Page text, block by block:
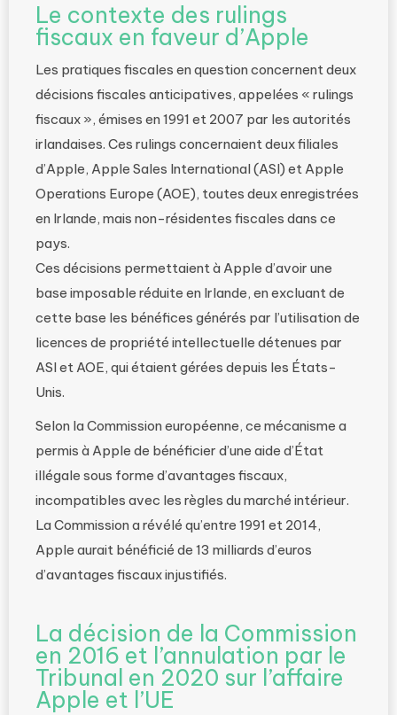
Le contexte des rulings
fiscaux en faveur d’Apple
Les pratiques fiscales en question concernent deux
décisions fiscales anticipatives, appelées « rulings
fiscaux », émises en 1991 et 2007 par les autorités
irlandaises. Ces rulings concernaient deux filiales
d’Apple, Apple Sales International (ASI) et Apple
Operations Europe (AOE), toutes deux enregistrées
en Irlande, mais non-résidentes fiscales dans ce
pays.
Ces décisions permettaient à Apple d’avoir une
base imposable réduite en Irlande, en excluant de
cette base les bénéfices générés par l’utilisation de
licences de propriété intellectuelle détenues par
ASI et AOE, qui étaient gérées depuis les États-
Unis.
Selon la Commission européenne, ce mécanisme a
permis à Apple de bénéficier d’une aide d’État
illégale sous forme d’avantages fiscaux,
incompatibles avec les règles du marché intérieur.
La Commission a révélé qu’entre 1991 et 2014,
Apple aurait bénéficié de 13 milliards d’euros
d’avantages fiscaux injustifiés.
La décision de la Commission
en 2016 et l’annulation par le
Tribunal en 2020 sur l’affaire
Apple et l’UE